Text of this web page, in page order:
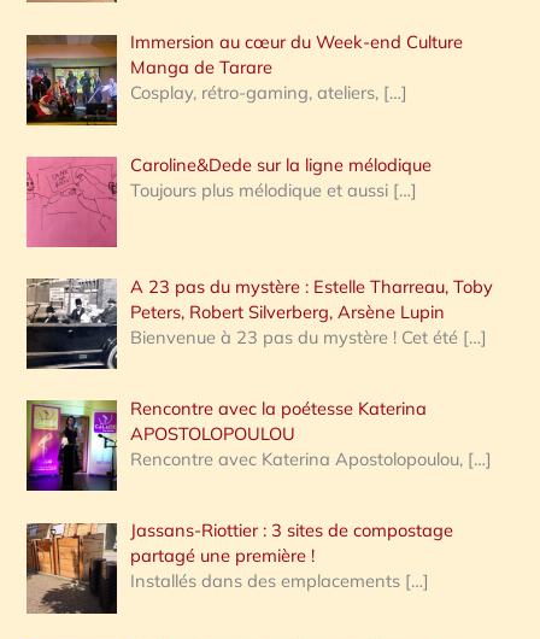
:
Immersion au cœur du Week-end Culture
Manga de Tarare
Cosplay, rétro-gaming, ateliers, […]
Caroline&Dede sur la ligne mélodique
Toujours plus mélodique et aussi […]
A 23 pas du mystère : Estelle Tharreau, Toby
Peters, Robert Silverberg, Arsène Lupin
Bienvenue à 23 pas du mystère ! Cet été […]
Rencontre avec la poétesse Katerina
APOSTOLOPOULOU
Rencontre avec Katerina Apostolopoulou, […]
Jassans-Riottier : 3 sites de compostage
partagé une première !
Installés dans des emplacements […]